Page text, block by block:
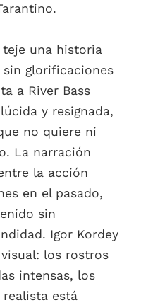
teje una historia
glorificaciones
a River Bass
y resignada,
no quiere ni
La narración
la acción
en el pasado,
sin
Igor Kordey
los rostros
intensas, los
está